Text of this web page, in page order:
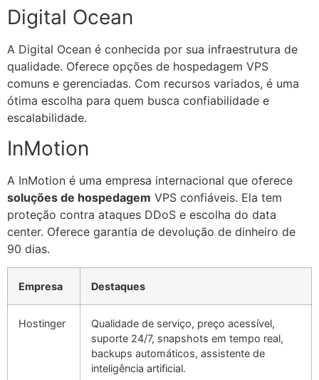
Digital Ocean
A Digital Ocean é conhecida por sua infraestrutura de
qualidade. Oferece opções de hospedagem VPS
comuns e gerenciadas. Com recursos variados, é uma
ótima escolha para quem busca confiabilidade e
escalabilidade.
InMotion
A InMotion é uma empresa internacional que oferece
soluções de hospedagem VPS confiáveis. Ela tem
proteção contra ataques DDoS e escolha do data
center. Oferece garantia de devolução de dinheiro de
90 dias.
Empresa Destaques
Hostinger
Qualidade de serviço, preço acessível,
suporte 24/7, snapshots em tempo real,
backups automáticos, assistente de
inteligência artificial.